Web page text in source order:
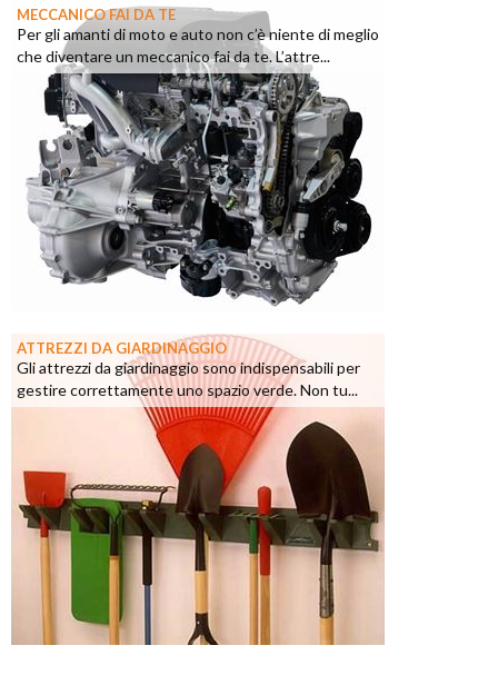
MECCANICO FAI DA TE
Per gli amanti di moto e auto non c’è niente di meglio
che diventare un meccanico fai da te. L’attre...
ATTREZZI DA GIARDINAGGIO
Gli attrezzi da giardinaggio sono indispensabili per
gestire correttamente uno spazio verde. Non tu...